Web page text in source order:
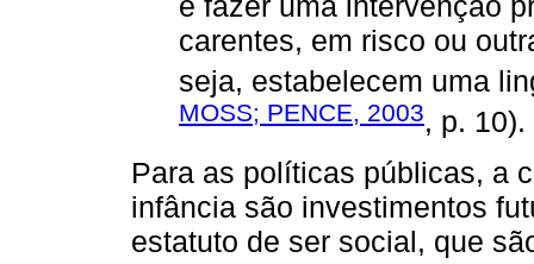
carentes, em risco ou
seja, estabelecem uma
MOSS; PENCE, 2003, p. 10).
Para as políticas públicas, a
infância são investimentos
estatuto de ser social, que